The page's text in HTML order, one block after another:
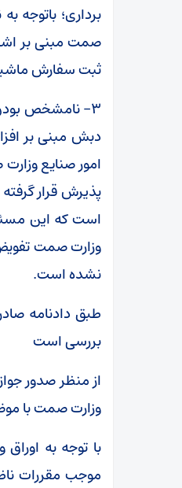
صمت مبنی بر
ثبت سفارش ماشین
۳- نامشخص
دبش مبنی بر
امور صنایع
پذیرش قرار
وزارت صمت
نشده است.
طبق دادنامه
بررسی است
از منظر صدور
وزارت صمت با
با توجه به
موجب مقررات